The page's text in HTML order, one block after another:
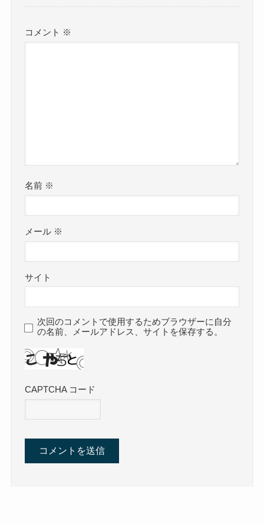
コメント ※
名前 ※
メール ※
サイト
次回のコメントで使用するためブラウザーに自分
の名前、メールアドレス、サイトを保存する。
CAPTCHA コード